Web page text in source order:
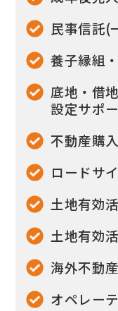
民事信託(
養子縁組
底地・借
設定サポ
不動産購
ロードサ
土地有効
土地有効
海外不動産
オペレー